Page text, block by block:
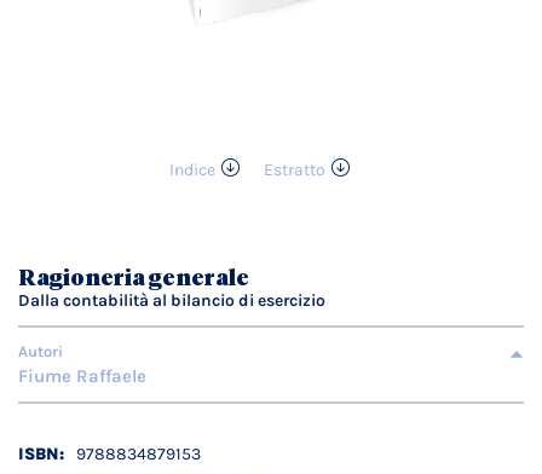
Indice
Estratto
galleria
di
immagini
Ragioneria generale
Dalla contabilità al bilancio di esercizio
Autori
Fiume Raffaele
Dettagli 9788834879153